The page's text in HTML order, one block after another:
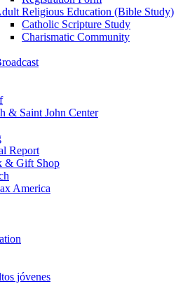
Religious Education (Bible Study)
Catholic Scripture Study
Charismatic Community
& Saint John Center
Report
& Gift Shop
America
jóvenes